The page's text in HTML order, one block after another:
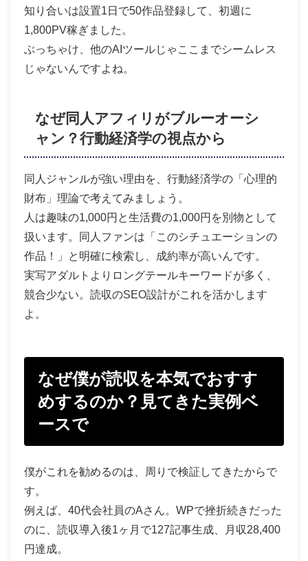
知り合いは設置1日で50作品登録して、初週に
1,800PV稼ぎました。
ぶっちゃけ、他のAIツールじゃここまでシームレス
じゃないんですよね。
なぜ同人アフィリがブルーオーシ
ャン？行動経済学の視点から
同人ジャンルが強い理由を、行動経済学の「心理的
財布」理論で考えてみましょう。
人は趣味の1,000円と生活費の1,000円を別物として
扱います。同人ファンは「このシチュエーションの
作品！」と明確に検索し、成約率が高いんです。
実写アダルトよりロングテールキーワードが多く、
競合少ない。読収のSEO設計がこれを活かします
よ。
なぜ僕が読収を本気でおすす
めするのか？見てきた実例ベ
ースで
僕がこれを勧めるのは、周りで検証してきたからで
す。
例えば、40代会社員のAさん。WPで挫折続きだった
のに、読収導入後1ヶ月で127記事生成、月収28,400
円達成。